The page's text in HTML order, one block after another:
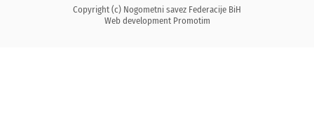
Copyright (c) Nogometni savez Federacije BiH
Web development Promotim